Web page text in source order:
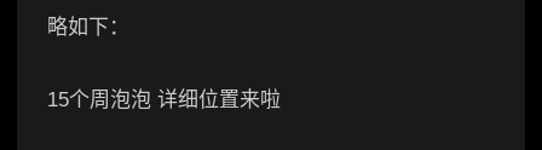
略如下：
15个周泡泡 详细位置来啦